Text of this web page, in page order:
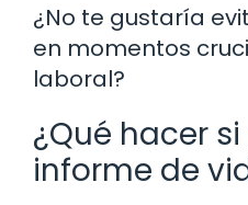
¿No te gustaría
en momentos
laboral?
¿Qué hacer
informe de